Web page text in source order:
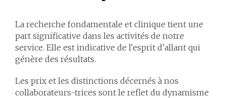
La recherche fondamentale et clinique tient une
part significative dans les activités de notre
service. Elle est indicative de l'esprit d'allant qui
génère des résultats.
Les prix et les distinctions décernés à nos
collaborateurs-trices sont le reflet du dynamisme